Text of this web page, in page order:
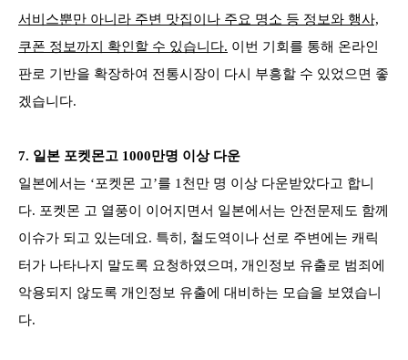
서비스뿐만 아니라 주변 맛집이나 주요 명소 등 정보와 행사,
쿠폰 정보까지 확인할 수 있습니다. 이번 기회를 통해 온라인
판로 기반을 확장하여 전통시장이 다시 부흥할 수 있었으면 좋
겠습니다.
7. 일본 포켓몬고 1000만명 이상 다운
일본에서는 ‘포켓몬 고’를 1천만 명 이상 다운받았다고 합니
다. 포켓몬 고 열풍이 이어지면서 일본에서는 안전문제도 함께
이슈가 되고 있는데요. 특히, 철도역이나 선로 주변에는 캐릭
터가 나타나지 말도록 요청하였으며, 개인정보 유출로 범죄에
악용되지 않도록 개인정보 유출에 대비하는 모습을 보였습니
다.